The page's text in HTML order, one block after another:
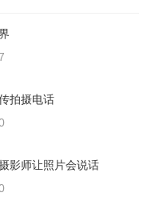
拍摄电话
影师让照片会说话